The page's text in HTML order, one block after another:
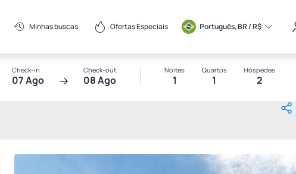
Minhas buscas Ofertas Especiais Português, BR / R$
Check-in
07 Ago
Check-out
08 Ago
Noites
1
Quartos
1
Hóspedes
2